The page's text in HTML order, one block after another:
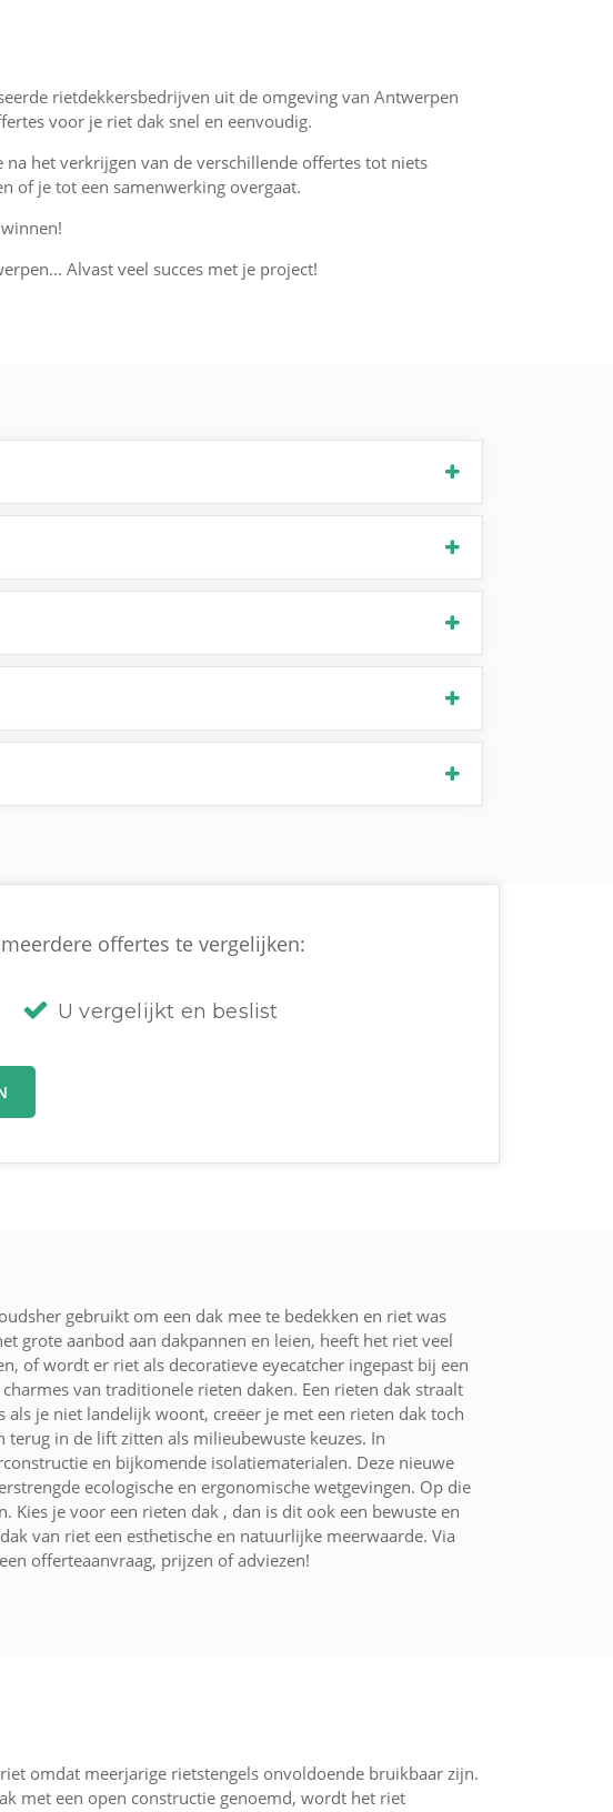
rietdekkersbedrijven uit de omgeving van Antwerpen
voor je riet dak snel en eenvoudig.
het verkrijgen van de verschillende offertes tot niets
of je tot een samenwerking overgaat.
Alvast veel succes met je project!
offertes te vergelijken:
U vergelijkt en beslist
gebruikt om een dak mee te bedekken en riet was
grote aanbod aan dakpannen en leien, heeft het riet veel
of wordt er riet als decoratieve eyecatcher ingepast bij een
van traditionele rieten daken. Een rieten dak straalt
je niet landelijk woont, creëer je met een rieten dak toch
in de lift zitten als milieubewuste keuzes. In
en bijkomende isolatiematerialen. Deze nieuwe
ecologische en ergonomische wetgevingen. Op die
je voor een rieten dak , dan is dit ook een bewuste en
van riet een esthetische en natuurlijke meerwaarde. Via
offerteaanvraag, prijzen of adviezen!
omdat meerjarige rietstengels onvoldoende bruikbaar zijn.
met een open constructie genoemd, wordt het riet